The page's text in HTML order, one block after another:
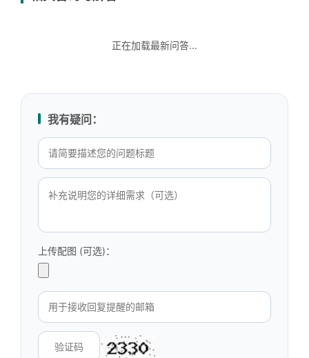
正在加载最新问答...
我有疑问：
上传配图 (可选)：